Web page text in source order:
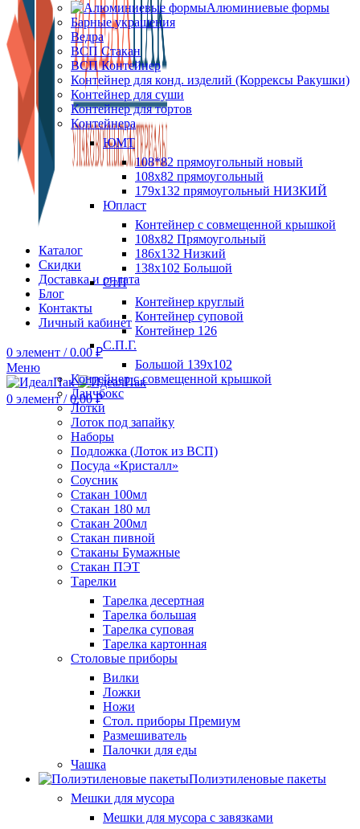
Каталог
Скидки
Доставка и оплата
Блог
Контакты
Личный кабинет
0 элемент / 0.00₽
Меню
0 элемент / 0.00₽
Алюминиевые формы
Барные украшения
Ведра
ВСП Стакан
ВСП Контейнер
Контейнер для конд. изделий (Коррексы Ракушки)
Контейнер для суши
Контейнер для тортов
Контейнера
ЮМТ
108*82 прямоугольный новый
108х82 прямоугольный
179х132 прямоугольный НИЗКИЙ
Юпласт
Контейнер с совмещенной крышкой
108х82 Прямоугольный
186х132 Низкий
138х102 Большой
СтП
Контейнер круглый
Контейнер суповой
Контейнер 126
С.П.Г.
Большой 139х102
Контейнер с совмещенной крышкой
Ланчбокс
Лотки
Лоток под запайку
Наборы
Подложка (Лоток из ВСП)
Посуда «Кристалл»
Соусник
Стакан 100мл
Стакан 180 мл
Стакан 200мл
Стакан пивной
Стаканы Бумажные
Стакан ПЭТ
Тарелки
Тарелка десертная
Тарелка большая
Тарелка суповая
Тарелка картонная
Столовые приборы
Вилки
Ложки
Ножи
Стол. приборы Премиум
Размешиватель
Палочки для еды
Чашка
Полиэтиленовые пакеты
Мешки для мусора
Мешки для мусора с завязками